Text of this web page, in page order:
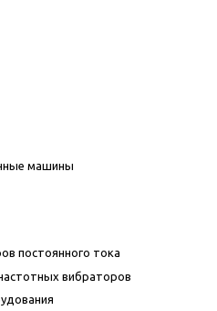
машины
постоянного тока
вибраторов